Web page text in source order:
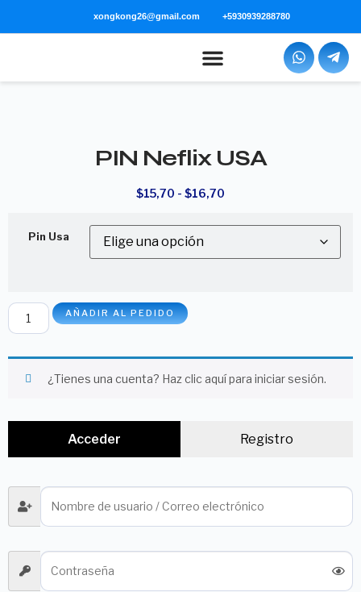
xongkong26@gmail.com +5930939288780
PIN Neflix USA
$15,70 - $16,70
Pin Usa
AÑADIR AL PEDIDO
¿Tienes una cuenta? Haz clic aquí para iniciar sesión.
Acceder Registro